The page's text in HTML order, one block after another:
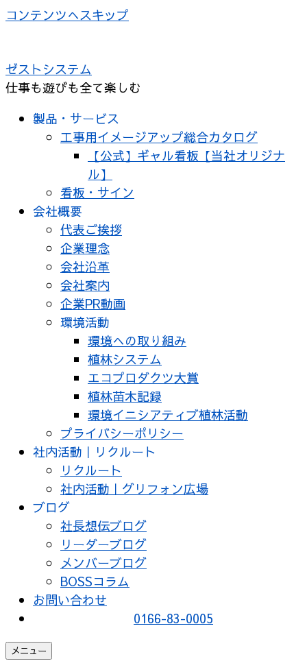
コンテンツへスキップ
ゼストシステム
仕事も遊びも全て楽しむ
製品・サービス
工事用イメージアップ総合カタログ
【公式】ギャル看板【当社オリジナ
ル】
看板・サイン
会社概要
代表ご挨拶
企業理念
会社沿革
会社案内
企業PR動画
環境活動
環境への取り組み
植林システム
エコプロダクツ大賞
植林苗木記録
環境イニシアティブ植林活動
プライバシーポリシー
社内活動｜リクルート
リクルート
社内活動｜グリフォン広場
ブログ
社長想伝ブログ
リーダーブログ
メンバーブログ
BOSSコラム
お問い合わせ
0166-83-0005
メニュー